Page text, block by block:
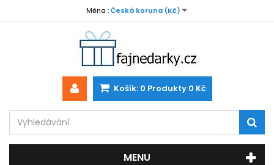
Měna : Česká koruna (Kč)
Košík: 0 Produkty 0 Kč
MENU